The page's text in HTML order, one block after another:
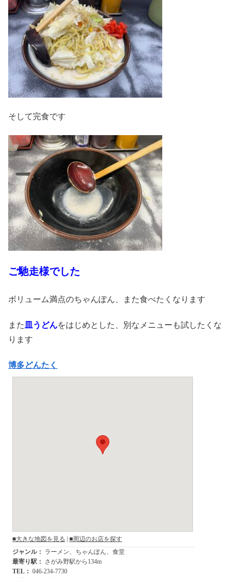
そして完食です
ご馳走様でした
ボリューム満点のちゃんぽん、また食べたくなります
また 皿うどんをはじめとした、別なメニューも試したくな
ります
博多どんたく